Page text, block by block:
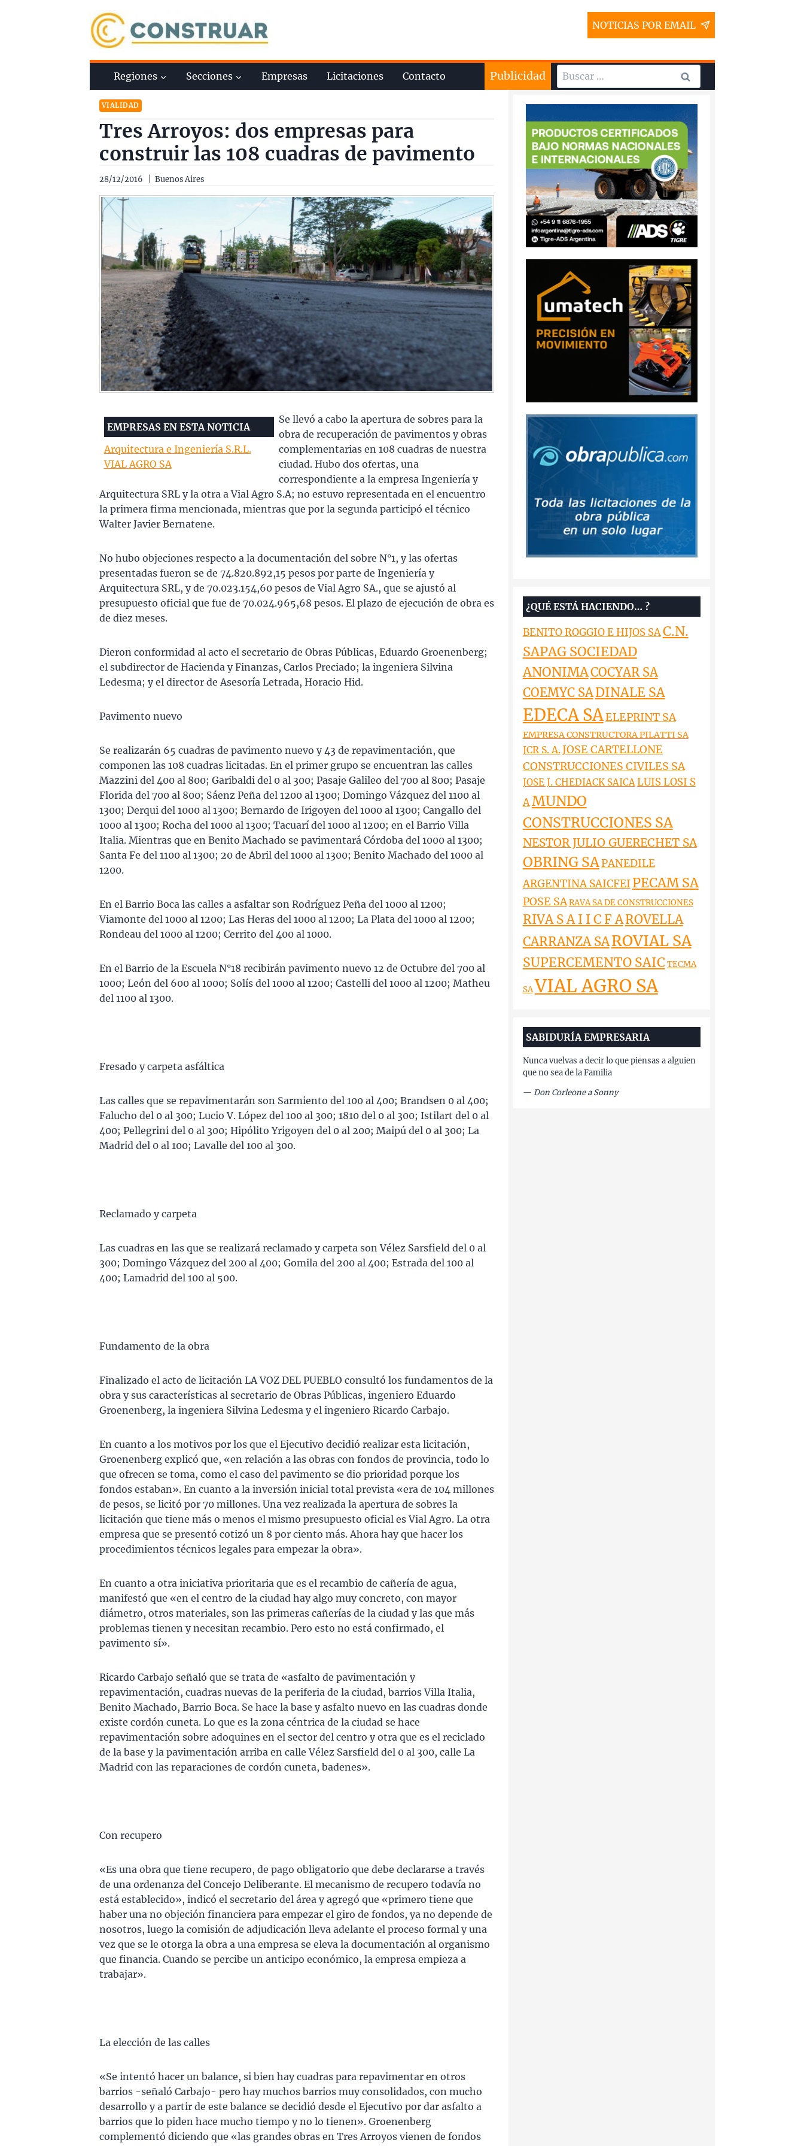
NOTICIAS POR EMAIL
Regiones Secciones Empresas Licitaciones Contacto Publicidad Buscar:
VIALIDAD
Tres Arroyos: dos empresas para
construir las 108 cuadras de pavimento
28/12/2016 Buenos Aires
EMPRESAS EN ESTA NOTICIA
Arquitectura e Ingeniería S.R.L.
VIAL AGRO SA
Se llevó a cabo la apertura de sobres para la
obra de recuperación de pavimentos y obras
complementarias en 108 cuadras de nuestra
ciudad. Hubo dos ofertas, una
correspondiente a la empresa Ingeniería y
Arquitectura SRL y la otra a Vial Agro S.A; no estuvo representada en el encuentro
la primera firma mencionada, mientras que por la segunda participó el técnico
Walter Javier Bernatene.
No hubo objeciones respecto a la documentación del sobre N°1, y las ofertas
presentadas fueron se de 74.820.892,15 pesos por parte de Ingeniería y
Arquitectura SRL, y de 70.023.154,60 pesos de Vial Agro SA., que se ajustó al
presupuesto oficial que fue de 70.024.965,68 pesos. El plazo de ejecución de obra es
de diez meses.
Dieron conformidad al acto el secretario de Obras Públicas, Eduardo Groenenberg;
el subdirector de Hacienda y Finanzas, Carlos Preciado; la ingeniera Silvina
Ledesma; y el director de Asesoría Letrada, Horacio Hid.
Pavimento nuevo
Se realizarán 65 cuadras de pavimento nuevo y 43 de repavimentación, que
componen las 108 cuadras licitadas. En el primer grupo se encuentran las calles
Mazzini del 400 al 800; Garibaldi del 0 al 300; Pasaje Galileo del 700 al 800; Pasaje
Florida del 700 al 800; Sáenz Peña del 1200 al 1300; Domingo Vázquez del 1100 al
1300; Derqui del 1000 al 1300; Bernardo de Irigoyen del 1000 al 1300; Cangallo del
1000 al 1300; Rocha del 1000 al 1300; Tacuarí del 1000 al 1200; en el Barrio Villa
Italia. Mientras que en Benito Machado se pavimentará Córdoba del 1000 al 1300;
Santa Fe del 1100 al 1300; 20 de Abril del 1000 al 1300; Benito Machado del 1000 al
1200.
En el Barrio Boca las calles a asfaltar son Rodríguez Peña del 1000 al 1200;
Viamonte del 1000 al 1200; Las Heras del 1000 al 1200; La Plata del 1000 al 1200;
Rondeau del 1000 al 1200; Cerrito del 400 al 1000.
En el Barrio de la Escuela N°18 recibirán pavimento nuevo 12 de Octubre del 700 al
1000; León del 600 al 1000; Solís del 1000 al 1200; Castelli del 1000 al 1200; Matheu
del 1100 al 1300.
Fresado y carpeta asfáltica
Las calles que se repavimentarán son Sarmiento del 100 al 400; Brandsen 0 al 400;
Falucho del 0 al 300; Lucio V. López del 100 al 300; 1810 del 0 al 300; Istilart del 0 al
400; Pellegrini del 0 al 300; Hipólito Yrigoyen del 0 al 200; Maipú del 0 al 300; La
Madrid del 0 al 100; Lavalle del 100 al 300.
Reclamado y carpeta
Las cuadras en las que se realizará reclamado y carpeta son Vélez Sarsfield del 0 al
300; Domingo Vázquez del 200 al 400; Gomila del 200 al 400; Estrada del 100 al
400; Lamadrid del 100 al 500.
Fundamento de la obra
Finalizado el acto de licitación LA VOZ DEL PUEBLO consultó los fundamentos de la
obra y sus características al secretario de Obras Públicas, ingeniero Eduardo
Groenenberg, la ingeniera Silvina Ledesma y el ingeniero Ricardo Carbajo.
En cuanto a los motivos por los que el Ejecutivo decidió realizar esta licitación,
Groenenberg explicó que, «en relación a las obras con fondos de provincia, todo lo
que ofrecen se toma, como el caso del pavimento se dio prioridad porque los
fondos estaban». En cuanto a la inversión inicial total prevista «era de 104 millones
de pesos, se licitó por 70 millones. Una vez realizada la apertura de sobres la
licitación que tiene más o menos el mismo presupuesto oficial es Vial Agro. La otra
empresa que se presentó cotizó un 8 por ciento más. Ahora hay que hacer los
procedimientos técnicos legales para empezar la obra».
En cuanto a otra iniciativa prioritaria que es el recambio de cañería de agua,
manifestó que «en el centro de la ciudad hay algo muy concreto, con mayor
diámetro, otros materiales, son las primeras cañerías de la ciudad y las que más
problemas tienen y necesitan recambio. Pero esto no está confirmado, el
pavimento sí».
Ricardo Carbajo señaló que se trata de «asfalto de pavimentación y
repavimentación, cuadras nuevas de la periferia de la ciudad, barrios Villa Italia,
Benito Machado, Barrio Boca. Se hace la base y asfalto nuevo en las cuadras donde
existe cordón cuneta. Lo que es la zona céntrica de la ciudad se hace
repavimentación sobre adoquines en el sector del centro y otra que es el reciclado
de la base y la pavimentación arriba en calle Vélez Sarsfield del 0 al 300, calle La
Madrid con las reparaciones de cordón cuneta, badenes».
Con recupero
«Es una obra que tiene recupero, de pago obligatorio que debe declararse a través
de una ordenanza del Concejo Deliberante. El mecanismo de recupero todavía no
está establecido», indicó el secretario del área y agregó que «primero tiene que
haber una no objeción financiera para empezar el giro de fondos, ya no depende de
nosotros, luego la comisión de adjudicación lleva adelante el proceso formal y una
vez que se le otorga la obra a una empresa se eleva la documentación al organismo
que financia. Cuando se percibe un anticipo económico, la empresa empieza a
trabajar».
La elección de las calles
«Se intentó hacer un balance, si bien hay cuadras para repavimentar en otros
barrios -señaló Carbajo- pero hay muchos barrios muy consolidados, con mucho
desarrollo y a partir de este balance se decidió desde el Ejecutivo por dar asfalto a
barrios que lo piden hace mucho tiempo y no lo tienen». Groenenberg
complementó diciendo que «las grandes obras en Tres Arroyos vienen de fondos
¿QUÉ ESTÁ HACIENDO… ?
BENITO ROGGIO E HIJOS SAC.N.
SAPAG SOCIEDAD
ANONIMACOCYAR SA
COEMYC SADINALE SA
EDECA SAELEPRINT SA
EMPRESA CONSTRUCTORA PILATTI SA
JCR S. A.JOSE CARTELLONE
CONSTRUCCIONES CIVILES SA
JOSE J. CHEDIACK SAICALUIS LOSI S
AMUNDO
CONSTRUCCIONES SA
NESTOR JULIO GUERECHET SA
OBRING SAPANEDILE
ARGENTINA SAICFEI PECAM SA
POSE SARAVA SA DE CONSTRUCCIONES
RIVA S A I I C F AROVELLA
CARRANZA SAROVIAL SA
SUPERCEMENTO SAIC TECMA
SAVIAL AGRO SA
SABIDURÍA EMPRESARIA
Nunca vuelvas a decir lo que piensas a alguien
que no sea de la Familia
— Don Corleone a Sonny